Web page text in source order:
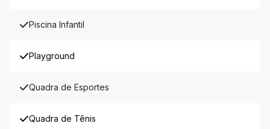
Piscina Infantil
Playground
Quadra de Esportes
Quadra de Tênis